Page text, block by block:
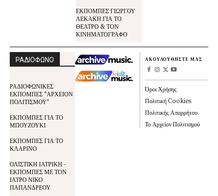
ΕΚΠΟΜΠΕΣ ΓΙΩΡΓΟΥ
ΛΕΚΑΚΗ ΓΙΑ ΤΟ
ΘΕΑΤΡΟ & ΤΟΝ
ΚΙΝΗΜΑΤΟΓΡΑΦΟ
ΡΑΔΙΟΦΩΝΟ
ΡΑΔΙΟΦΩΝΙΚΕΣ
ΕΚΠΟΜΠΕΣ "ΑΡΧΕΙΟΝ
ΠΟΛΙΤΙΣΜΟΥ"
ΕΚΠΟΜΠΕΣ ΓΙΑ ΤΟ
ΜΠΟΥΖΟΥΚΙ
ΕΚΠΟΜΠΕΣ ΓΙΑ ΤΟ
ΚΛΑΡΙΝΟ
ΟΛΙΣΤΙΚΗ ΙΑΤΡΙΚΗ -
ΕΚΠΟΜΠΕΣ ΜΕ ΤΟΝ
ΙΑΤΡΟ ΝΙΚΟ
ΠΑΠΑΝΔΡΕΟΥ
ΑΚΟΥΛΟΥΘΗΣΤΕ ΜΑΣ
Όροι Χρήσης
Πολιτική Cookies
Πολιτικής Απορρήτου
Το Αρχείον Πολιτισμού